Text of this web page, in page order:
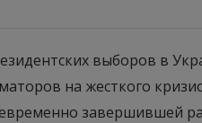
выборов в
на жесткого
завершившей